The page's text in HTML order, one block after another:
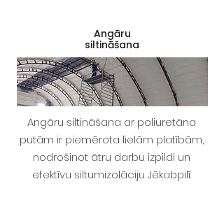
Angāru
siltināšana
Angāru siltināšana ar poliuretāna
putām ir piemērota lielām platībām,
nodrošinot ātru darbu izpildi un
efektīvu siltumizolāciju Jēkabpilī.